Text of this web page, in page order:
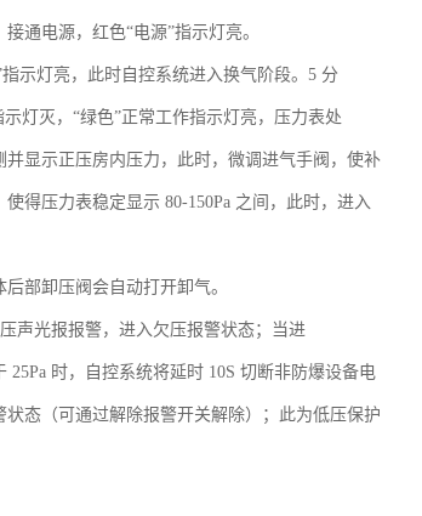
通电源，红色“电源”指示灯亮。
示灯亮，此时自控系统进入换气阶段。5 分
灯灭，“绿色”正常工作指示灯亮，压力表处
显示正压房内压力，此时，微调进气手阀，使补
得压力表稳定显示 80-150Pa 之间，此时，进入
部卸压阀会自动打开卸气。
声光报报警，进入欠压报警状态；当进
25Pa 时，自控系统将延时 10S 切断非防爆设备电
态（可通过解除报警开关解除）；此为低压保护